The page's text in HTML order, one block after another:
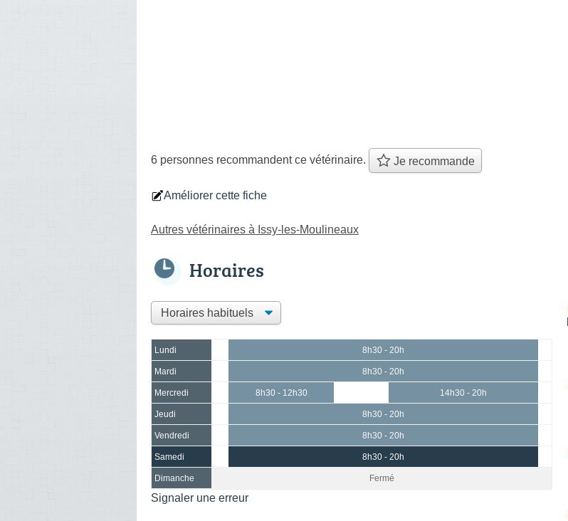
6 personnes recommandentce vétérinaire. Je recommande
Améliorer cette fiche
Autres vétérinaires à Issy-les-Moulineaux
Horaires
Lundi 8h30 - 20h
Mardi 8h30 - 20h
Mercredi 8h30 - 12h30 14h30 - 20h
Jeudi 8h30 - 20h
Vendredi 8h30 - 20h
Samedi 8h30 - 20h
Dimanche Fermé
Signaler une erreur